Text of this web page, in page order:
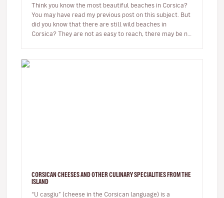
Think you know the most beautiful beaches in Corsica?
You may have read my previous post on this subject. But
did you know that there are still wild beaches in
Corsica? They are not as easy to reach, there may be no
CORSICAN CHEESES AND OTHER CULINARY SPECIALITIES FROM THE
ISLAND
“U casgiu” (cheese in the Corsican language) is a